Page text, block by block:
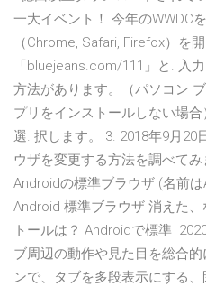
一大イベント！ 今年のWWDC
（Chrome, Safari, Firefox）を
「bluejeans.com/111」と. 入
方法があります。（パソコン
プリをインストールしない場合
選. 択します。 3. 2018年9月20
ウザを変更する方法を調べて
Androidの標準ブラウザ (名前は
Android 標準ブラウザ 消えた
トールは？ Androidで標準
ブ周辺の動作や見た目を総合
ンで、タブを多段表示にする